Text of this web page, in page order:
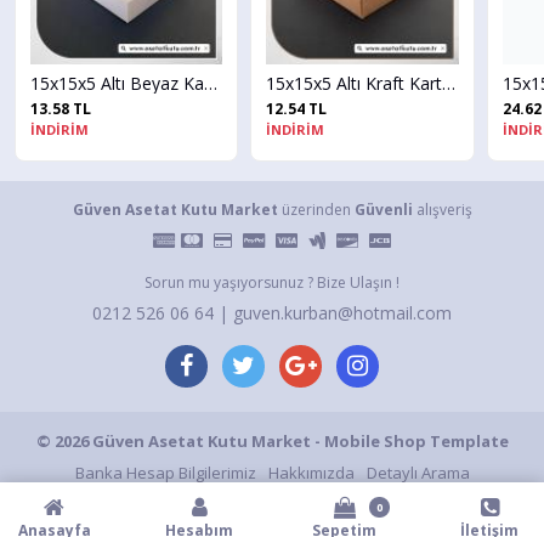
15x15x5 Altı Beyaz Karton Üstü Asetat Kutu
TL
15x15x5 Altı Kraft Karton Üstü Asetat Kutu
12.54 TL
İNDİRİM
24.62 TL
İNDİRİM
Güven Asetat Kutu Market üzerinden Güvenli alışveriş
Sorun mu yaşıyorsunuz ? Bize Ulaşın !
0212 526 06 64 | guven.kurban@hotmail.com
© 2026 Güven Asetat Kutu Market - Mobile Shop Template
Banka Hesap Bilgilerimiz
Hakkımızda
Detaylı Arama
Gizlilik ve Kullanım Şartları
Gizlilik Politikası S.S.S. İletişim
Anasayfa Hesabım Sepetim
0
İletişim